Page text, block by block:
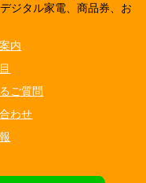
ジタル家電、商品券、お
内
ご質問
わせ